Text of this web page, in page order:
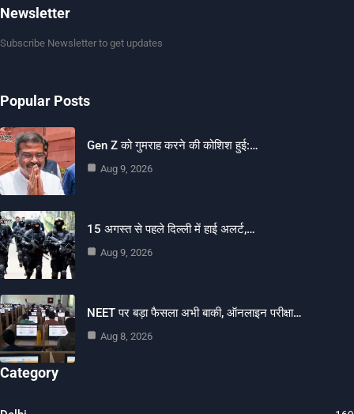
Newsletter
Subscribe Newsletter to get updates
Popular Posts
Gen Z को गुमराह करने की कोशिश हुई:…
Aug 9, 2026
15 अगस्त से पहले दिल्ली में हाई अलर्ट,…
Aug 9, 2026
NEET पर बड़ा फैसला अभी बाकी, ऑनलाइन परीक्षा…
Aug 8, 2026
Category